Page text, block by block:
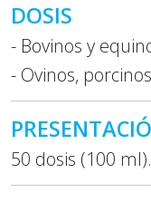
DOSIS
- Bovinos y
- Ovinos,
50 dosis (100 ml).